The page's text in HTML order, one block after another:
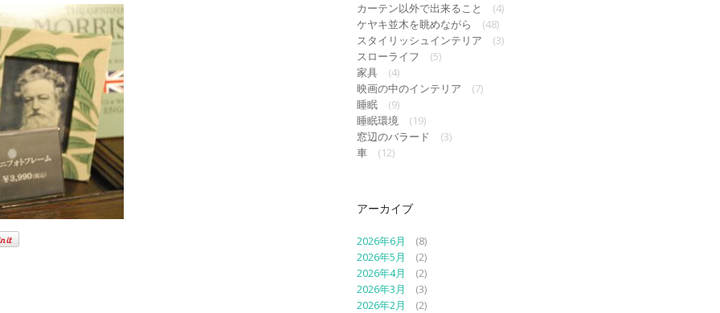
カーテン以外で出来ること
(4)
ケヤキ並木を眺めながら
(48)
スタイリッシュインテリア
(3)
スローライフ
(5)
家具
(4)
映画の中のインテリア
(7)
睡眠
(9)
睡眠環境
(19)
窓辺のバラード
(3)
車
(12)
アーカイブ
2026年6月
(8)
2026年5月
(2)
2026年4月
(2)
2026年3月
(3)
2026年2月
(2)